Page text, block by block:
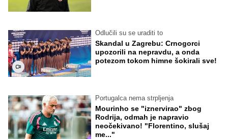
Odlučili su se uraditi to
Skandal u Zagrebu: Crnogorci
upozorili na nepravdu, a onda
potezom tokom himne šokirali sve!
Portugalca nema strpljenja
Mourinho se "iznervirao" zbog
Rodrija, odmah je napravio
neočekivano! "Florentino, slušaj
me..."